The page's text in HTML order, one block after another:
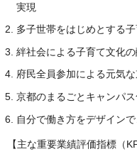
実現
多子世帯をはじめとする
絆社会による子育て文化
府民全員参加による元気
京都のまるごとキャンパ
自分で働き方をデザイン
【主な重要業績評価指標（